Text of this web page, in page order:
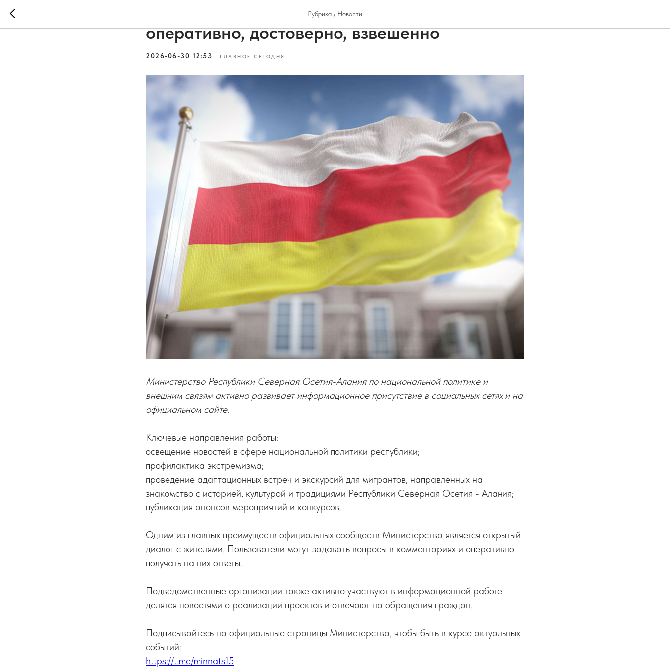
Рубрика / Новости
Национальная политика республики:
оперативно, достоверно, взвешенно
2026-06-30 12:53 ГЛАВНОЕ СЕГОДНЯ
Министерство Республики Северная Осетия-Алания по национальной политике и
внешним связям активно развивает информационное присутствие в социальных сетях и на
официальном сайте.
Ключевые направления работы:
освещение новостей в сфере национальной политики республики;
профилактика экстремизма;
проведение адаптационных встреч и экскурсий для мигрантов, направленных на
знакомство с историей, культурой и традициями Республики Северная Осетия - Алания;
публикация анонсов мероприятий и конкурсов.
Одним из главных преимуществ официальных сообществ Министерства является открытый
диалог с жителями. Пользователи могут задавать вопросы в комментариях и оперативно
получать на них ответы.
Подведомственные организации также активно участвуют в информационной работе:
делятся новостями о реализации проектов и отвечают на обращения граждан.
Подписывайтесь на официальные страницы Министерства, чтобы быть в курсе актуальных
событий:
https://t.me/minnats15